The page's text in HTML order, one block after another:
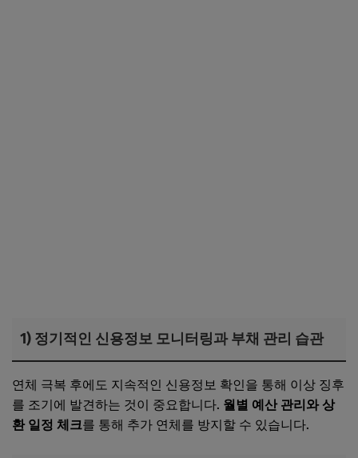
1) 정기적인 신용정보 모니터링과 부채 관리 습관
연체 극복 후에도 지속적인 신용정보 확인을 통해 이상 징후
를 조기에 발견하는 것이 중요합니다. 월별 예산 관리와 상
환 일정 체크를 통해 추가 연체를 방지할 수 있습니다.